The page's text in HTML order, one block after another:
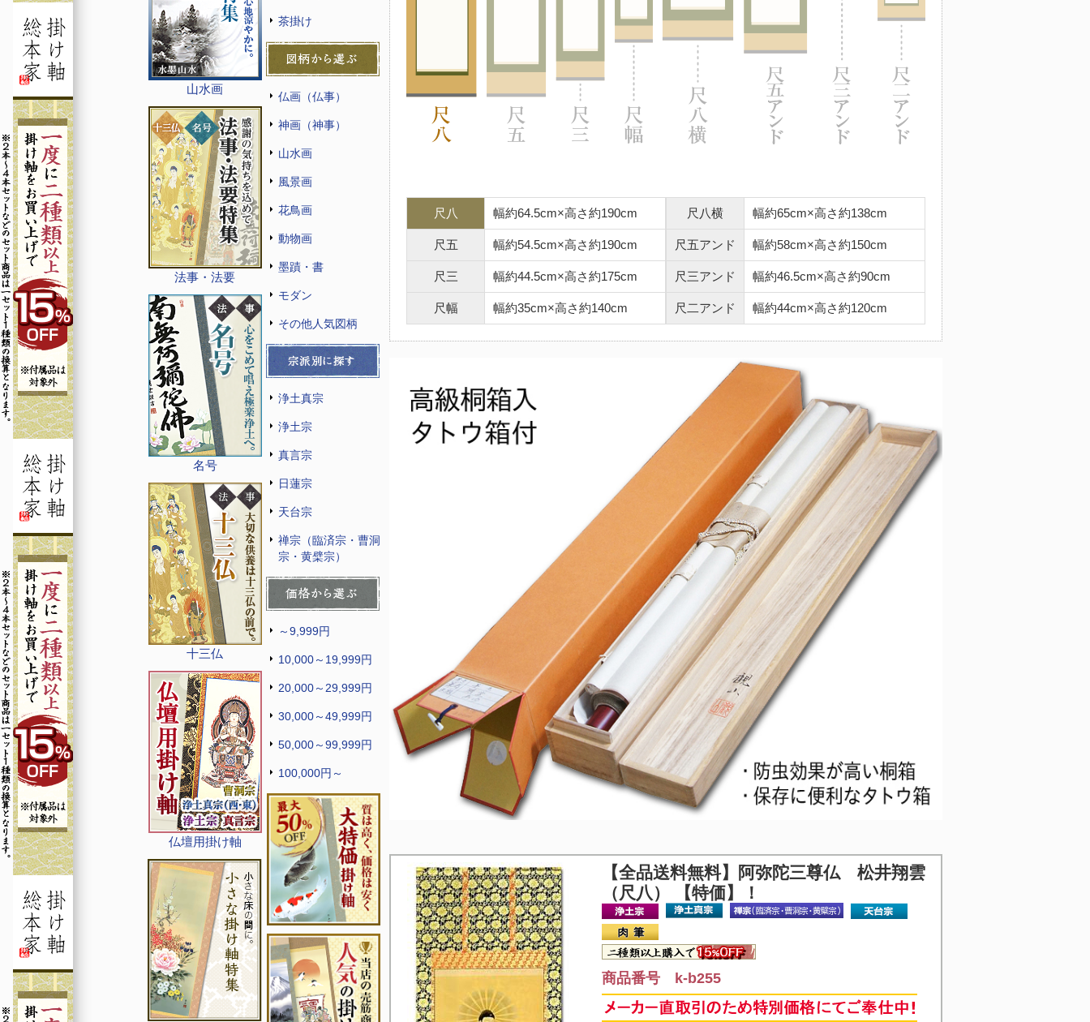
山水画
法事・法要
名号
十三仏
仏壇用掛け軸
茶掛け
仏画（仏事）
神画（神事）
山水画
風景画
花鳥画
動物画
墨蹟・書
モダン
その他人気図柄
浄土真宗
浄土宗
真言宗
日蓮宗
天台宗
禅宗（臨済宗・曹洞
宗・黄檗宗）
～9,999円
10,000～19,999円
20,000～29,999円
30,000～49,999円
50,000～99,999円
100,000円～
尺八 幅約64.5cm×高さ約190cm
尺五 幅約54.5cm×高さ約190cm
尺三 幅約44.5cm×高さ約175cm
尺幅 幅約35cm×高さ約140cm
尺八横 幅約65cm×高さ約138cm
尺五アンド 幅約58cm×高さ約150cm
尺三アンド 幅約46.5cm×高さ約90cm
尺二アンド 幅約44cm×高さ約120cm
【全品送料無料】
阿弥陀三尊仏 松井翔雲
（尺八） 【特価】！
商品番号 k-b255